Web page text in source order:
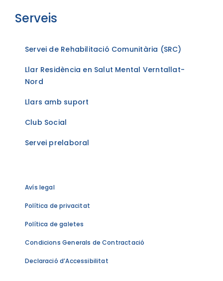
Serveis
Servei de Rehabilitació Comunitària (SRC)
Llar Residència en Salut Mental Verntallat-
Nord
Llars amb suport
Club Social
Servei prelaboral
Avís legal
Política de privacitat
Política de galetes
Condicions Generals de Contractació
Declaració d’Accessibilitat